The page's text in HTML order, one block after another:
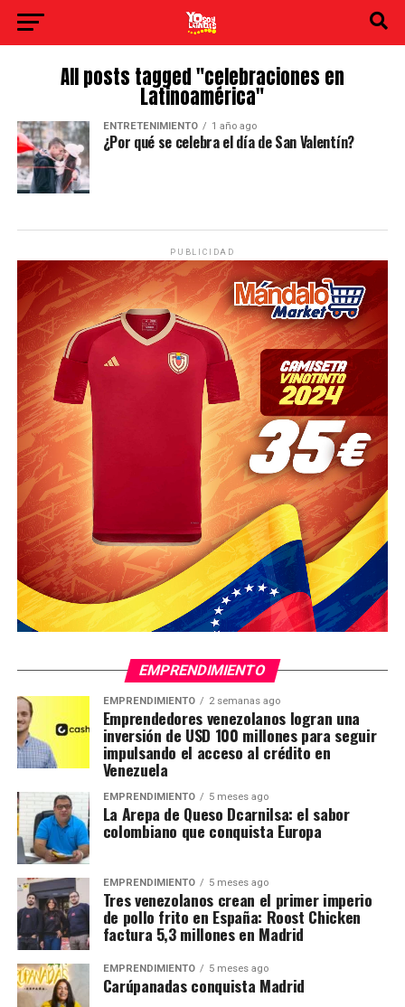
All posts tagged "celebraciones en
Latinoamérica"
ENTRETENIMIENTO 1 año ago
¿Por qué se celebra el día de San Valentín?
PUBLICIDAD
EMPRENDIMIENTO
EMPRENDIMIENTO 2 semanas ago
Emprendedores venezolanos logran una
inversión de USD 100 millones para seguir
impulsando el acceso al crédito en
Venezuela
EMPRENDIMIENTO 5 meses ago
La Arepa de Queso Dcarnilsa: el sabor
colombiano que conquista Europa
EMPRENDIMIENTO 5 meses ago
Tres venezolanos crean el primer imperio
de pollo frito en España: Roost Chicken
factura 5,3 millones en Madrid
EMPRENDIMIENTO 5 meses ago
Carúpanadas conquista Madrid